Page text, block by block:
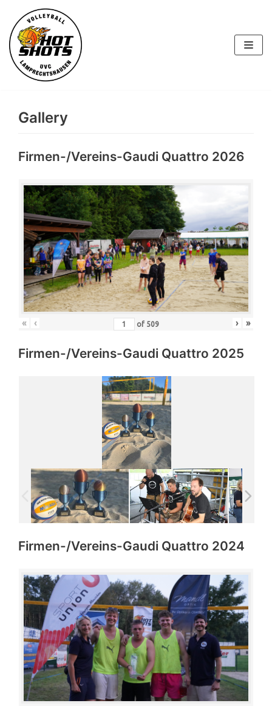
Skip
to
content
Gallery
Firmen-/Vereins-Gaudi Quattro 2026
« ‹ of 509 › »
Firmen-/Vereins-Gaudi Quattro 2025
Firmen-/Vereins-Gaudi Quattro 2024